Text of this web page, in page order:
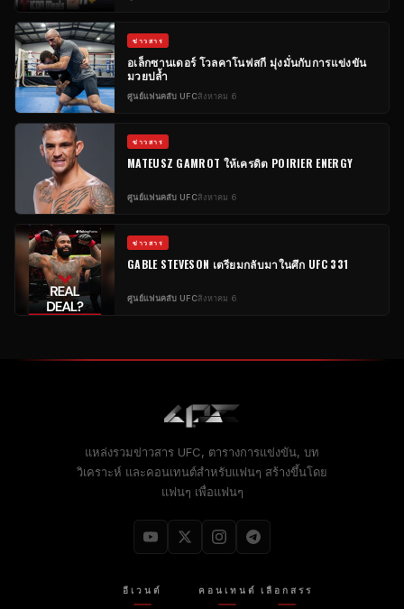
ข่าวสาร
อเล็กซานเดอร์ โวลคาโนฟสกี มุ่งมั่นกับการแข่งขัน
มวยปล้ำ
ศูนย์แฟนคลับ UFCสิงหาคม 6
ข่าวสาร
MATEUSZ GAMROT ให้เครดิต POIRIER ENERGY
ศูนย์แฟนคลับ UFCสิงหาคม 6
ข่าวสาร
GABLE STEVESON เตรียมกลับมาในศึก UFC 331
ศูนย์แฟนคลับ UFCสิงหาคม 6
แหล่งรวมข่าวสาร UFC, ตารางการแข่งขัน, บท
วิเคราะห์ และคอนเทนต์สำหรับแฟนๆ สร้างขึ้นโดย
แฟนๆ เพื่อแฟนๆ
อีเวนต์ คอนเทนต์ เลือกสรร